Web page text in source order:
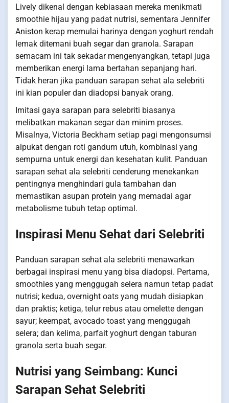
Lively dikenal dengan kebiasaan mereka menikmati
smoothie hijau yang padat nutrisi, sementara Jennifer
Aniston kerap memulai harinya dengan yoghurt rendah
lemak ditemani buah segar dan granola. Sarapan
semacam ini tak sekadar mengenyangkan, tetapi juga
memberikan energi lama bertahan sepanjang hari.
Tidak heran jika panduan sarapan sehat ala selebriti
ini kian populer dan diadopsi banyak orang.
Imitasi gaya sarapan para selebriti biasanya
melibatkan makanan segar dan minim proses.
Misalnya, Victoria Beckham setiap pagi mengonsumsi
alpukat dengan roti gandum utuh, kombinasi yang
sempurna untuk energi dan kesehatan kulit. Panduan
sarapan sehat ala selebriti cenderung menekankan
pentingnya menghindari gula tambahan dan
memastikan asupan protein yang memadai agar
metabolisme tubuh tetap optimal.
Inspirasi Menu Sehat dari Selebriti
Panduan sarapan sehat ala selebriti menawarkan
berbagai inspirasi menu yang bisa diadopsi. Pertama,
smoothies yang menggugah selera namun tetap padat
nutrisi; kedua, overnight oats yang mudah disiapkan
dan praktis; ketiga, telur rebus atau omelette dengan
sayur; keempat, avocado toast yang menggugah
selera; dan kelima, parfait yoghurt dengan taburan
granola serta buah segar.
Nutrisi yang Seimbang: Kunci
Sarapan Sehat Selebriti